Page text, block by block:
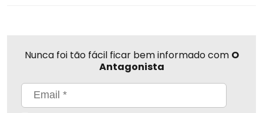
Nunca foi tão fácil ficar bem informado com O
Antagonista